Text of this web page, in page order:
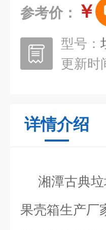
参考价： ￥
型号：
更新时
详情介绍
湘潭古典垃
果壳箱生产厂